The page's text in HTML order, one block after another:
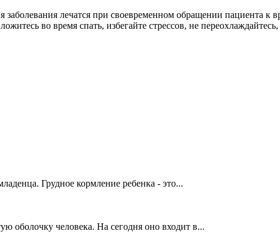
лечатся при своевременном обращении пациента к
во время спать, избегайте стрессов, не
Грудное кормление ребенка - это...
оболочку человека. На сегодня оно входит в...